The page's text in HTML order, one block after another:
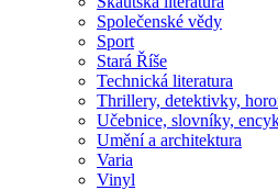
Společenské vědy
Sport
Stará Říše
Technická literatura
Thrillery, detektivky,
Učebnice, slovníky,
Umění a architektura
Varia
Vinyl